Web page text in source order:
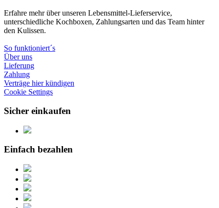
Erfahre mehr über unseren Lebensmittel-Lieferservice,
unterschiedliche Kochboxen, Zahlungsarten und das Team hinter
den Kulissen.
So funktioniert´s
Über uns
Lieferung
Zahlung
Verträge hier kündigen
Cookie Settings
Sicher einkaufen
Einfach bezahlen